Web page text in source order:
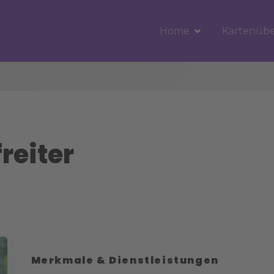
Home
Merkmale & Dienstleistungen